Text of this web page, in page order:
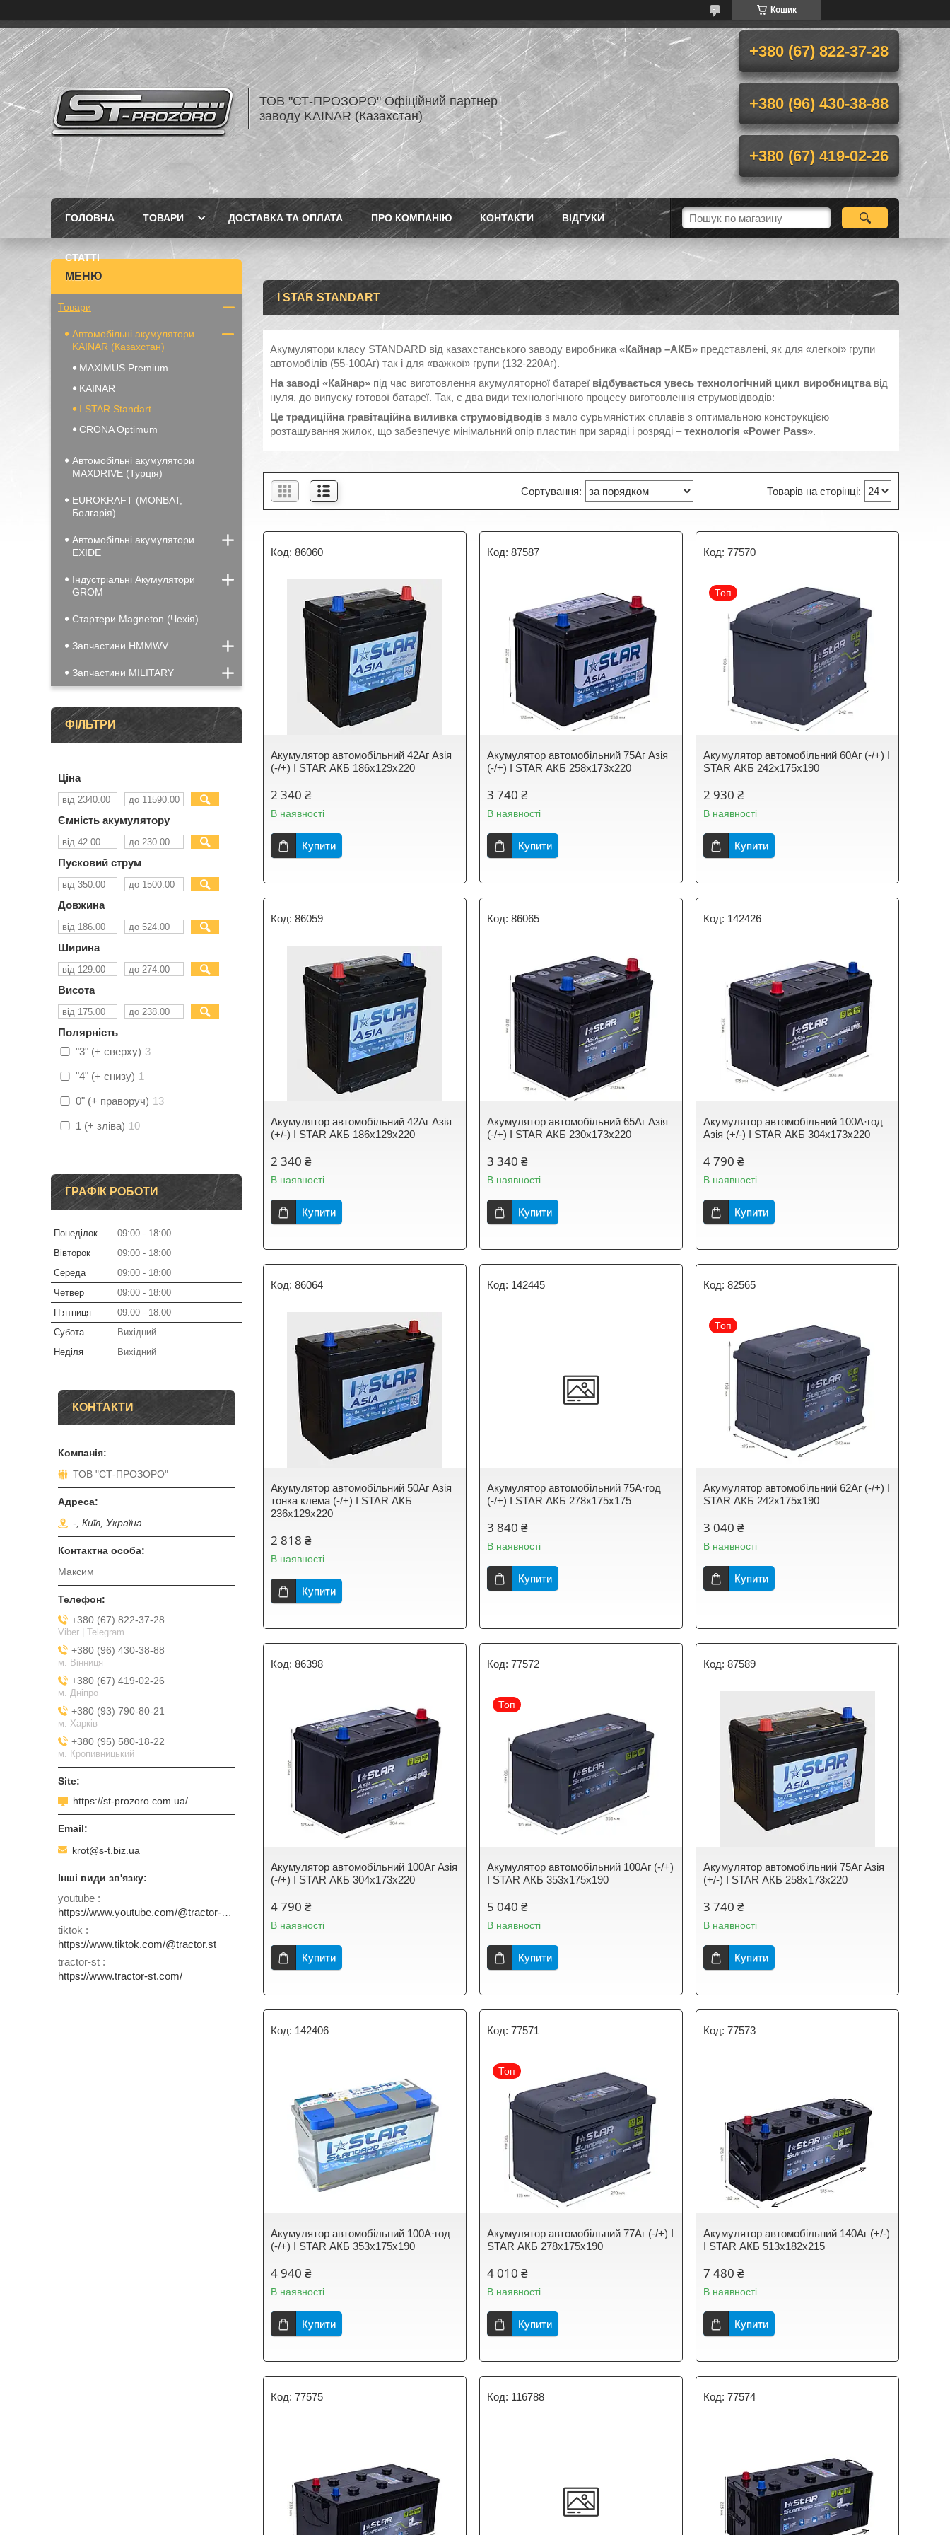
Кошик
ТОВ "СТ-ПРОЗОРО" Офіційний партнер
заводу KAINAR (Казахстан)
+380 (67) 822-37-28
+380 (96) 430-38-88
+380 (67) 419-02-26
ГОЛОВНА ТОВАРИ ДОСТАВКА ТА ОПЛАТА ПРО КОМПАНІЮ КОНТАКТИ ВІДГУКИ
СТАТТІ
I STAR STANDART
Акумулятори класу STANDARD від казахстанського заводу виробника «Кайнар –АКБ» представлені, як для «легкої» групи
автомобілів (55-100Аг) так і для «важкої» групи (132-220Аг).
На заводі «Кайнар» під час виготовлення акумуляторної батареї відбувається увесь технологічний цикл виробництва від
нуля, до випуску готової батареї. Так, є два види технологічного процесу виготовлення струмовідводів:
Це традиційна гравітаційна виливка струмовідводів з мало сурьмяністих сплавів з оптимальною конструкцією
розташування жилок, що забезпечує мінімальний опір пластин при заряді і розряді –технологія «Power Pass».
86060
Акумулятор автомобільний 42Аг Азія
(-/+) I STAR АКБ 186х129х220
2 340 ₴
В наявності
Купити
87587
Акумулятор автомобільний 75Аг Азія
(-/+) I STAR АКБ 258х173х220
3 740 ₴
В наявності
Купити
77570
Топ
Акумулятор автомобільний 60Аг (-/+) I
STAR АКБ 242x175x190
2 930 ₴
В наявності
Купити
86059
Акумулятор автомобільний 42Аг Азія
(+/-) I STAR АКБ 186х129х220
2 340 ₴
В наявності
Купити
86065
Акумулятор автомобільний 65Аг Азія
(-/+) I STAR АКБ 230х173х220
3 340 ₴
В наявності
Купити
142426
Акумулятор автомобільний 100А·год
Азія (+/-) I STAR АКБ 304х173х220
4 790 ₴
В наявності
Купити
86064
Акумулятор автомобільний 50Аг Азія
тонка клема (-/+) I STAR АКБ
236х129х220
2 818 ₴
В наявності
Купити
142445
Акумулятор автомобільний 75А·год
(-/+) I STAR АКБ 278x175x175
3 840 ₴
В наявності
Купити
82565
Топ
Акумулятор автомобільний 62Аг (-/+) I
STAR АКБ 242x175x190
3 040 ₴
В наявності
Купити
86398
Акумулятор автомобільний 100Аг Азія
(-/+) I STAR АКБ 304х173х220
4 790 ₴
В наявності
Купити
77572
Топ
Акумулятор автомобільний 100Аг (-/+)
I STAR АКБ 353x175x190
5 040 ₴
В наявності
Купити
87589
Акумулятор автомобільний 75Аг Азія
(+/-) I STAR АКБ 258х173х220
3 740 ₴
В наявності
Купити
142406
Акумулятор автомобільний 100А·год
(-/+) I STAR АКБ 353x175x190
4 940 ₴
В наявності
Купити
77571
Топ
Акумулятор автомобільний 77Аг (-/+) I
STAR АКБ 278x175x190
4 010 ₴
В наявності
Купити
77573
Акумулятор автомобільний 140Аг (+/-)
I STAR АКБ 513x182x215
7 480 ₴
В наявності
Купити
77575 116788 77574
Товари
Автомобільні акумулятори
KAINAR (Казахстан)
MAXIMUS Premium
KAINAR
I STAR Standart
CRONA Optimum
Автомобільні акумулятори
MAXDRIVE (Турція)
EUROKRAFT (MONBAT,
Болгарія)
Автомобільні акумулятори
EXIDE
Індустріальні Акумулятори
GROM
Стартери Magneton (Чехія)
Запчастини HMMWV
Запчастини MILITARY
ФІЛЬТРИ
Ціна
Ємність акумулятору
Пусковий струм
Довжина
Ширина
Висота
Полярність
"3" (+ сверху) 3
"4" (+ снизу) 1
0" (+ праворуч) 13
1 (+ зліва) 10
ГРАФІК РОБОТИ
Понеділок 09:00
18:00
Вівторок
09:00
18:00
Середа
09:00
18:00
Четвер
09:00
18:00
Пʼятниця
09:00
18:00
Субота
Вихідний
Неділя
Вихідний
КОНТАКТИ
ТОВ "СТ-ПРОЗОРО"
-, Київ, Україна
Максим
+380 (67) 822-37-28
Viber | Telegram
+380 (96) 430-38-88
м. Вінниця
+380 (67) 419-02-26
м. Дніпро
+380 (93) 790-80-21
м. Харків
+380 (95) 580-18-22
м. Кропивницький
https://st-prozoro.com.ua/
krot@s-t.biz.ua
youtube
https://www.youtube.com/@tractor-st-prozoro
tiktok
https://www.tiktok.com/@tractor.st
tractor-st
https://www.tractor-st.com/